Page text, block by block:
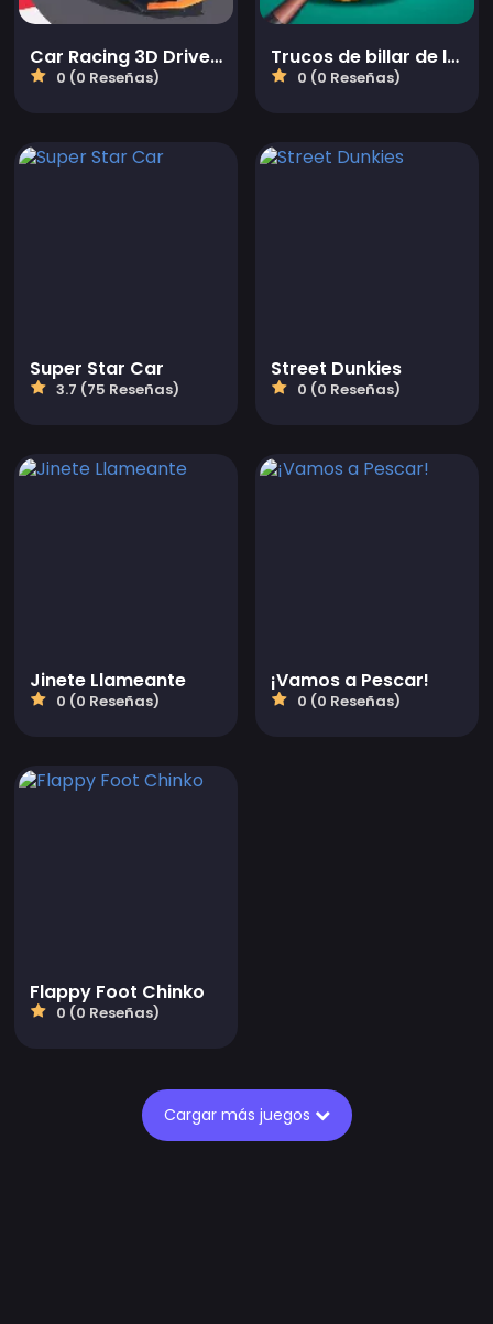
Car Racing 3D Drive Mad
0 (0 Reseñas)
Trucos de billar de la mafia
0 (0 Reseñas)
Super Star Car
3.7 (75 Reseñas)
Street Dunkies
0 (0 Reseñas)
Jinete Llameante
0 (0 Reseñas)
¡Vamos a Pescar!
0 (0 Reseñas)
Flappy Foot Chinko
0 (0 Reseñas)
Cargar más juegos